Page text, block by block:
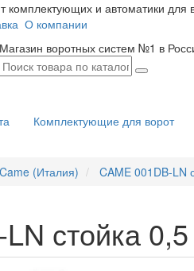
и автоматики для
О компании
Магазин воротных систем №1 в
Комплектующие для ворот
(Италия) CAME 001DB-LN
стойка